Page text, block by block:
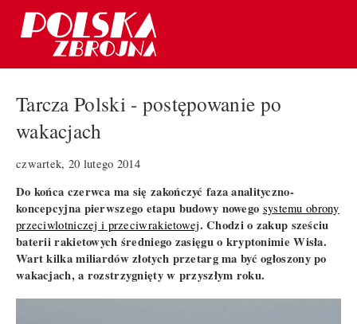
Tarcza Polski - postępowanie po
wakacjach
czwartek, 20 lutego 2014
Do końca czerwca ma się zakończyć faza analityczno-
koncepcyjna pierwszego etapu budowy nowego systemu obrony
przeciwlotniczej i przeciwrakietowej. Chodzi o zakup sześciu
baterii rakietowych średniego zasięgu o kryptonimie Wisła.
Wart kilka miliardów złotych przetarg ma być ogłoszony po
wakacjach, a rozstrzygnięty w przyszłym roku.